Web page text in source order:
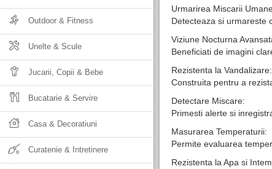
Outdoor & Fitness
Unelte & Scule
Jucarii, Copii & Bebe
Bucatarie & Servire
Casa & Decoratiuni
Curatenie & Intretinere
Urmarirea Miscarii
Detecteaza si urmareste
Viziune Nocturna
Beneficiati de imagini
Rezistenta la Vandalizare:
Construita pentru a
Detectare Miscare:
Primesti alerte si
Masurarea Temperaturii:
Permite evaluarea
Rezistenta la Apa si